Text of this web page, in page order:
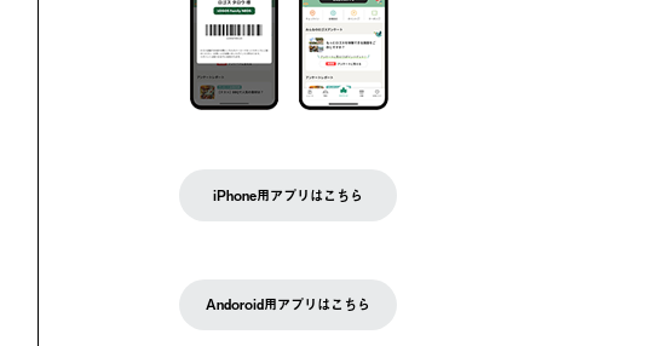
iPhone用アプリはこちら
Andoroid用アプリはこちら